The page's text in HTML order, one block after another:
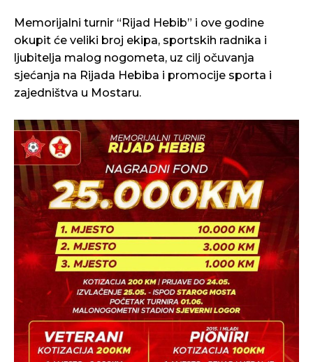
Memorijalni turnir “Rijad Hebib” i ove godine
okupit će veliki broj ekipa, sportskih radnika i
ljubitelja malog nogometa, uz cilj očuvanja
sjećanja na Rijada Hebiba i promocije sporta i
zajedništva u Mostaru.